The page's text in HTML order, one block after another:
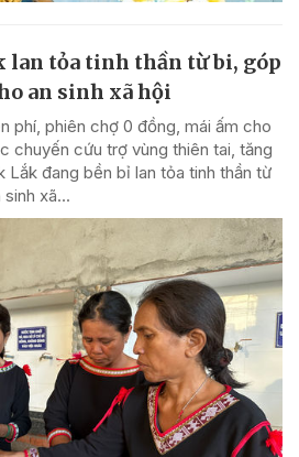
lan tỏa tinh thần từ bi, góp
an sinh xã hội
phí, phiên chợ 0 đồng, mái ấm cho
chuyến cứu trợ vùng thiên tai, tăng
Lắk đang bền bỉ lan tỏa tinh thần từ
xã...